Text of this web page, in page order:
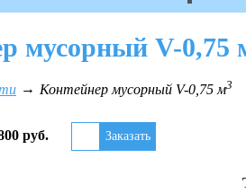
мусорный V-0,75
Контейнер мусорный V-0,75 м3
руб.